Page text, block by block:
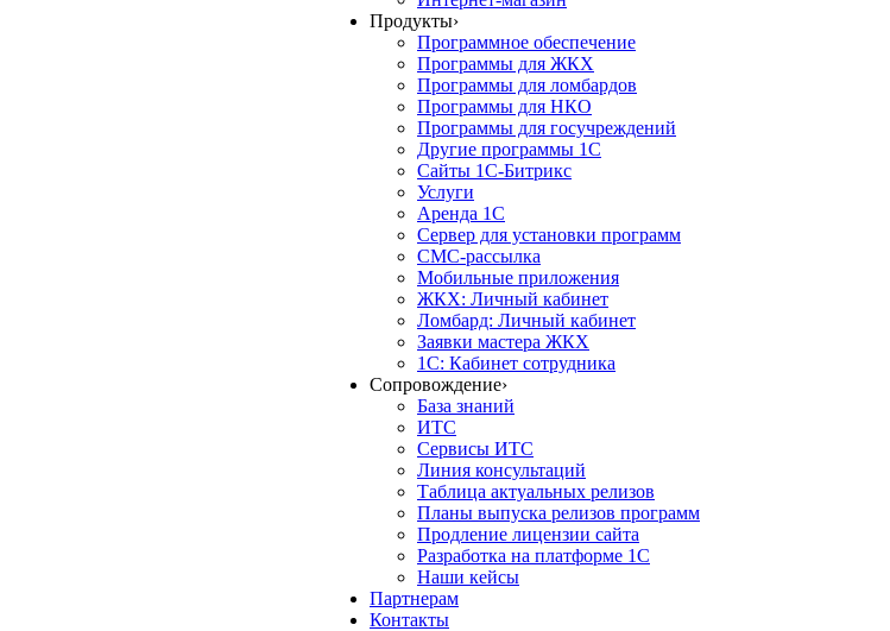
Продукты›
Программное обеспечение
Программы для ЖКХ
Программы для ломбардов
Программы для НКО
Программы для госучреждений
Другие программы 1С
Сайты 1С-Битрикс
Услуги
Аренда 1С
Сервер для установки программ
СМС-рассылка
Мобильные приложения
ЖКХ: Личный кабинет
Ломбард: Личный кабинет
Заявки мастера ЖКХ
1С: Кабинет сотрудника
Сопровождение›
База знаний
ИТС
Сервисы ИТС
Линия консультаций
Таблица актуальных релизов
Планы выпуска релизов программ
Продление лицензии сайта
Разработка на платформе 1С
Наши кейсы
Партнерам
Контакты